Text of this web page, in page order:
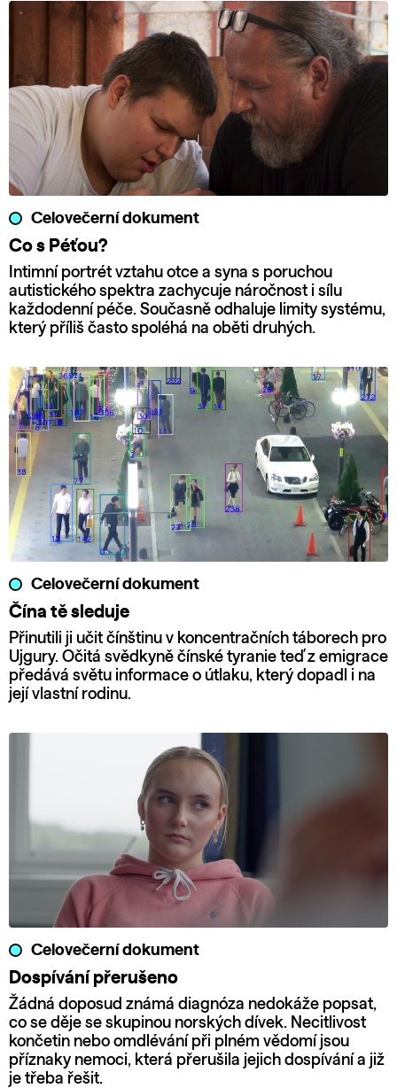
Celovečerní dokument
Co s Péťou?
Intimní portrét vztahu otce a syna s poruchou
autistického spektra zachycuje náročnost i sílu
každodenní péče. Současně odhaluje limity systému,
který příliš často spoléhá na oběti druhých.
Celovečerní dokument
Čína tě sleduje
Přinutili ji učit čínštinu v koncentračních táborech pro
Ujgury. Očitá svědkyně čínské tyranie teď z emigrace
předává světu informace o útlaku, který dopadl i na
její vlastní rodinu.
Celovečerní dokument
Dospívání přerušeno
Žádná doposud známá diagnóza nedokáže popsat,
co se děje se skupinou norských dívek. Necitlivost
končetin nebo omdlévání při plném vědomí jsou
příznaky nemoci, která přerušila jejich dospívání a již
je třeba řešit.